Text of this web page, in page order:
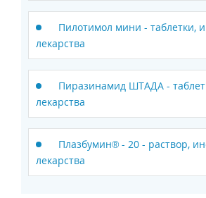
Пилотимол мини - таблетки,
лекарства
Пиразинамид ШТАДА -
лекарства
Плазбумин® - 20 - раствор,
лекарства